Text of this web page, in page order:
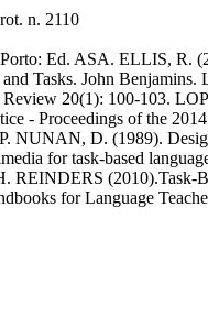
n. 2110
Ed. ASA. ELLIS, R.
Tasks. John Benjamins.
20(1): 100-103.
- Proceedings of the
NUNAN, D. (1989).
for task-based
REINDERS (2010).Task-
for Language